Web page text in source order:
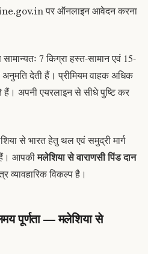
पर ऑनलाइन आवेदन करना
7 किग्रा हस्त-सामान एवं 15-
देती हैं। प्रीमियम वाहक अधिक
हैं। अपनी एयरलाइन से सीधे पुष्टि कर
से भारत हेतु थल एवं समुद्री मार्ग
हैं। आपकीमलेशिया से वाराणसी पिंड दान
व्यावहारिक विकल्प है।
पूर्णता —मलेशिया से